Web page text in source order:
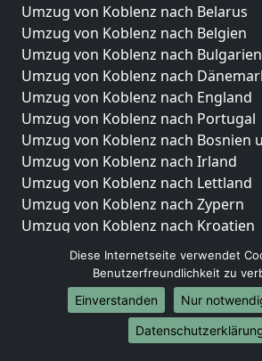
Umzug von Koblenz nach Belarus
Umzug von Koblenz nach Belgien
Umzug von Koblenz nach Bulgarien
Umzug von Koblenz nach
Umzug von Koblenz nach England
Umzug von Koblenz nach Portugal
Umzug von Koblenz nach Bosnien
Umzug von Koblenz nach Irland
Umzug von Koblenz nach Lettland
Umzug von Koblenz nach Zypern
Umzug von Koblenz nach Kroatien
Umzug von Koblenz nach Estland
Umzug von Koblenz nach Finnland
Umzug von Koblenz nach
Umzug von Koblenz nach
Umzug von Koblenz nach Italien
Diese Internetseite verwendet
Benutzerfreundlichkeit zu
Einverstanden
Nur